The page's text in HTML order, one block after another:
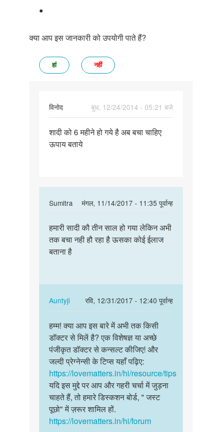
क्या आप इस जानकारी को उपयोगी पाते हैं?
हां नहीं
विनोद
बुध, 12/24/2014 - 05:21 बजे
शादी
को
है
शादी को 6 महीने हो गये है अब बचा चाहिए
ऊपाय बताये
Sumitra
मंगल, 11/14/2017 - 11:35 पूर्वान्ह
to
शादी
हो
है
by
विनोद
हमारी
सादी
कौ
हो
गया…
हमारी सादी कौ तीन साल हो गया लेकिन अभी
तक बचा नही हौ रहा है ऊसका कोई ईलाज
बताना है
Auntyji
रवि, 12/31/2017 - 12:40 पूर्वान्ह
In
reply
to
हमारी
सादी
कौ
तीन
साल
हो
गया…
by
हम्म!
क्या
आप
इस
बारे
में…
हम्म! क्या आप इस बारे में अभी तक किसी
डॉक्टर से मिलें है? एक विशेषज्ञ या अच्छे
पंजीकृत डॉक्टर से कन्सल्ट कीजिए! और
जल्दी प्रेग्नेन्सी के टिप्स यहाँ पढ़िए:
https://lovematters.in/hi/resource/tips
यदि इस मुद्दे पर आप और गहरी चर्चा में जुड़ना
चाहते हैं, तो हमारे डिस्कशन बोर्ड, " जस्ट
पूछो" में ज़रूर शामिल हों.
https://lovematters.in/hi/forum